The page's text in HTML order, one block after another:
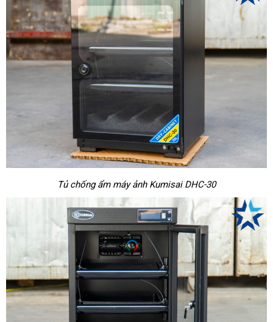
Tủ chống ẩm máy ảnh Kumisai DHC-30